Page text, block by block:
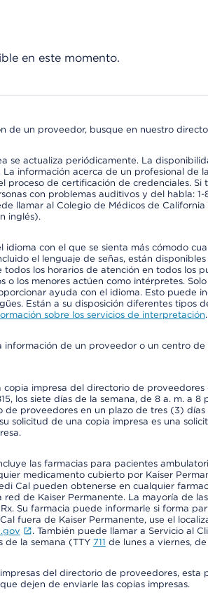
en este momento.
de un proveedor, busque en nuestro
se actualiza periódicamente. La
información acerca de un profesional de
proceso de certificación de credenciales. Si
con problemas auditivos y del habla:
llamar al Colegio de Médicos de
inglés).
idioma con el que se sienta más cómodo
el lenguaje de señas, están
los horarios de atención en todos los
o los menores actúen como intérpretes.
ayuda con el idioma. Esto puede
Están a su disposición diferentes tipos
sobre los servicios de interpretación.
información de un proveedor o un centro de
copia impresa del directorio de proveedores
los siete días de la semana, de 8 a. m. a 8
proveedores en un plazo de tres (3) días
solicitud de una copia impresa es una
las farmacias para pacientes
medicamento cubierto por Kaiser
Cal pueden obtenerse en cualquier
de Kaiser Permanente. La mayoría de
Su farmacia puede informarle si forma
fuera de Kaiser Permanente, use el
. También puede llamar a Servicio al
de la semana (TTY 711 de lunes a viernes,
del directorio de proveedores, esta
dejen de enviarle las copias impresas.